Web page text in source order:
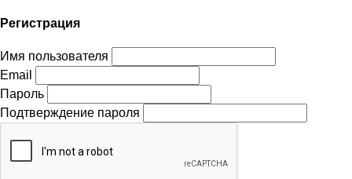
Регистрация
Имя пользователя
Email
Пароль
Подтверждение пароля